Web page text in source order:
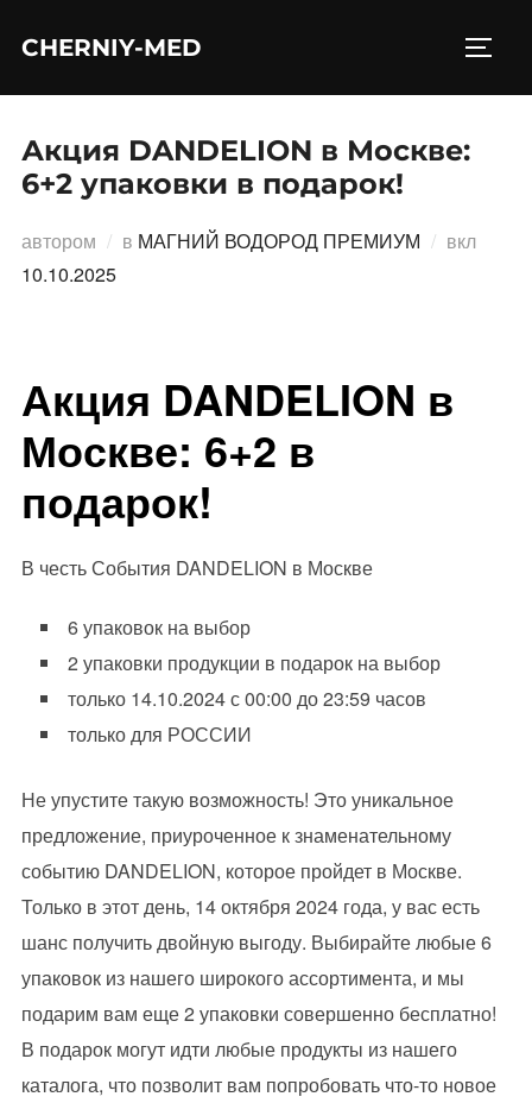
CHERNIY-MED
Акция DANDELION в Москве:
6+2 упаковки в подарок!
автором в МАГНИЙ ВОДОРОД ПРЕМИУМ вкл
10.10.2025
Акция DANDELION в
Москве: 6+2 в
подарок!
В честь События DANDELION в Москве
6 упаковок на выбор
2 упаковки продукции в подарок на выбор
только 14.10.2024 с 00:00 до 23:59 часов
только для РОССИИ
Не упустите такую возможность! Это уникальное
предложение, приуроченное к знаменательному
событию DANDELION, которое пройдет в Москве.
Только в этот день, 14 октября 2024 года, у вас есть
шанс получить двойную выгоду. Выбирайте любые 6
упаковок из нашего широкого ассортимента, и мы
подарим вам еще 2 упаковки совершенно бесплатно!
В подарок могут идти любые продукты из нашего
каталога, что позволит вам попробовать что-то новое